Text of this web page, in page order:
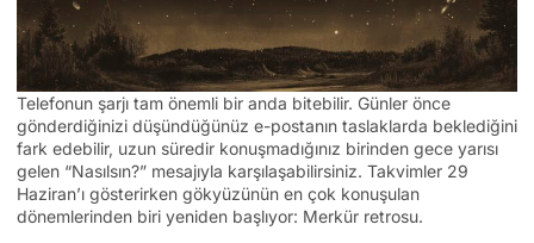
Telefonun şarjı tam önemli bir anda bitebilir. Günler önce
gönderdiğinizi düşündüğünüz e-postanın taslaklarda beklediğini
fark edebilir, uzun süredir konuşmadığınız birinden gece yarısı
gelen “Nasılsın?” mesajıyla karşılaşabilirsiniz. Takvimler 29
Haziran’ı gösterirken gökyüzünün en çok konuşulan
dönemlerinden biri yeniden başlıyor: Merkür retrosu.